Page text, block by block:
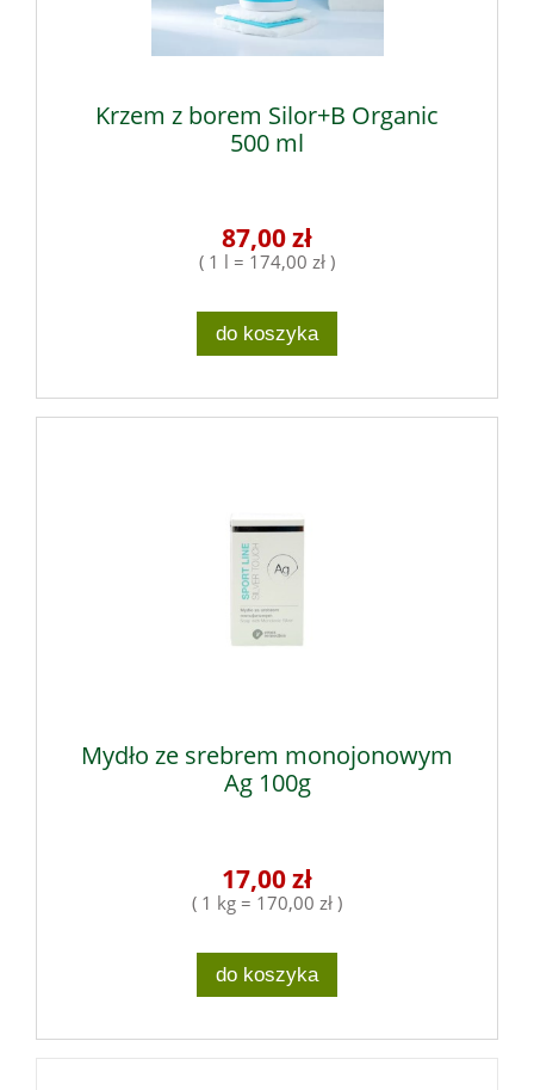
Krzem z borem Silor+B Organic
500 ml
87,00 zł
( 1 l = 174,00 zł )
do koszyka
Mydło ze srebrem monojonowym
Ag 100g
17,00 zł
( 1 kg = 170,00 zł )
do koszyka